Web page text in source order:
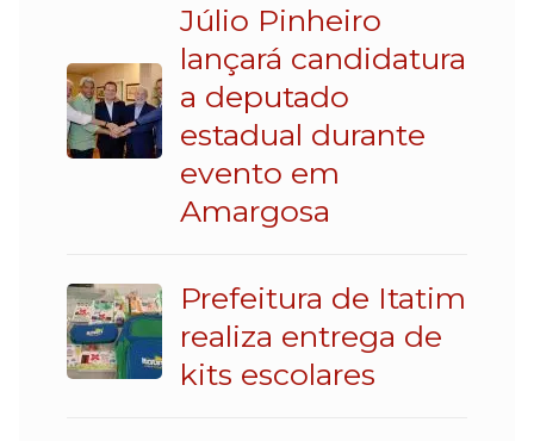
Júlio Pinheiro
lançará candidatura
a deputado
estadual durante
evento em
Amargosa
Prefeitura de Itatim
realiza entrega de
kits escolares